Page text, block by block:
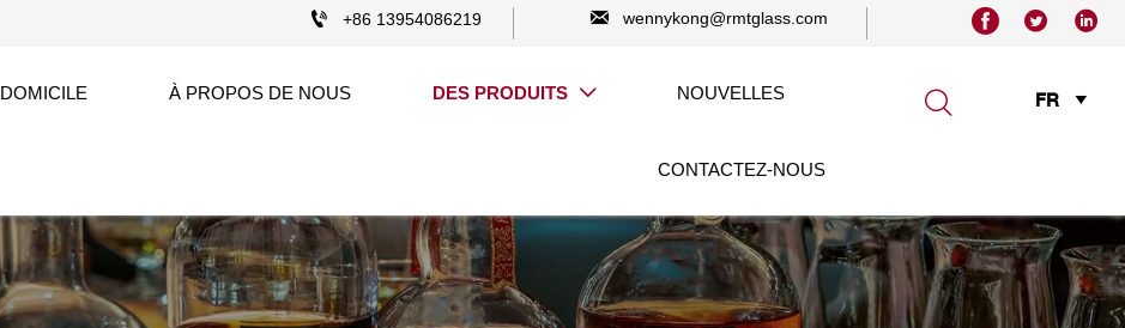
 +86 13954086219  wennykong@rmtglass.com   
DOMICILE À PROPOS DE NOUS DES PRODUITS  NOUVELLES
CONTACTEZ-NOUS
 FR 